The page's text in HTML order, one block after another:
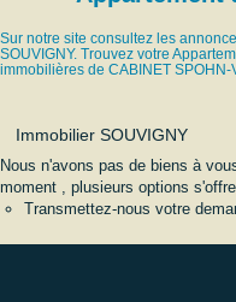
Sur notre site consultez les
SOUVIGNY. Trouvez votre
immobilières de CABINET SPOHN-
Immobilier SOUVIGNY
Nous n'avons pas de biens à
moment , plusieurs options
Transmettez-nous votre